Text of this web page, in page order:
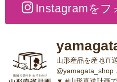
Instagramをフ
山形産品を産地直
@yamagata_shop